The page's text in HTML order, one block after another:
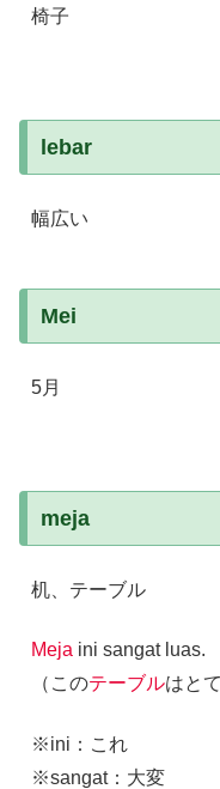
椅子
lebar
幅広い
Mei
5月
meja
机、テーブル
Meja ini sangat luas.
（このテーブルはと
※ini：これ
※sangat：大変